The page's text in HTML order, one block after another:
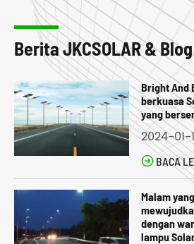
Berita JKCSOLAR & Blog
Bright And
berkuasa
yang
2024-01-
BACA
Malam
dengan
lampu